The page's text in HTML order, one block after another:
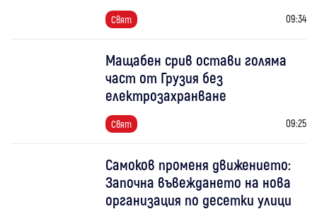
Свят 09:34
Мащабен срив остави голяма
част от Грузия без
електрозахранване
Свят 09:25
Самоков променя движението:
Започна въвеждането на нова
организация по десетки улици